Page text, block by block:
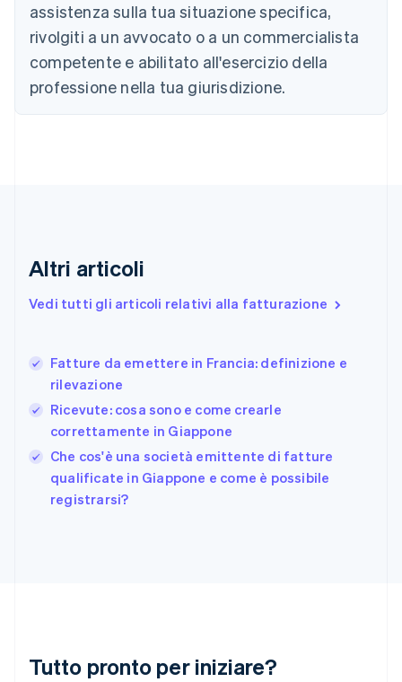
assistenza sulla tua situazione specifica,
rivolgiti a un avvocato o a un commercialista
competente e abilitato all'esercizio della
professione nella tua giurisdizione.
Altri articoli
Vedi tutti gli articoli relativi alla fatturazione
Fatture da emettere in Francia: definizione e
rilevazione
Ricevute: cosa sono e come crearle
correttamente in Giappone
Che cos'è una società emittente di fatture
qualificate in Giappone e come è possibile
registrarsi?
Tutto pronto per iniziare?
English Français
Cina continentale
Cipro
English
EnglishSvenska
FrançaisEnglish
Giappone
日本語English
English
Grecia
English
India
English
Irlanda
English